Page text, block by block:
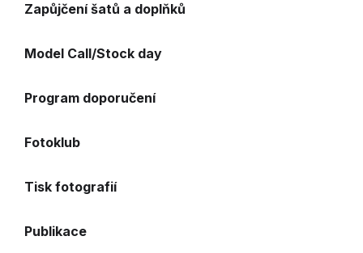
Zapůjčení šatů a doplňků
Model Call/Stock day
Program doporučení
Fotoklub
Tisk fotografií
Publikace